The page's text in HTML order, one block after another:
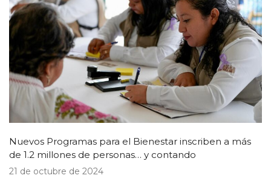
Nuevos Programas para el Bienestar inscriben a más
de 1.2 millones de personas… y contando
21 de octubre de 2024